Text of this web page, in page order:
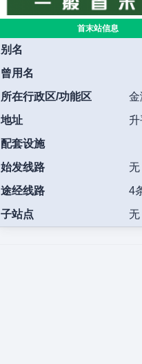
首末站信息
别名
曾用名
所在行政区/功能区
金
地址
配套设施
始发线路
无
途经线路
4
子站点
无